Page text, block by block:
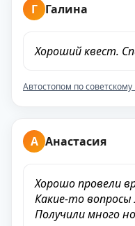
Г Галина
Хороший квест.
Автостопом по
А Анастасия
Хорошо провели
Какие-то вопросы
Получили много